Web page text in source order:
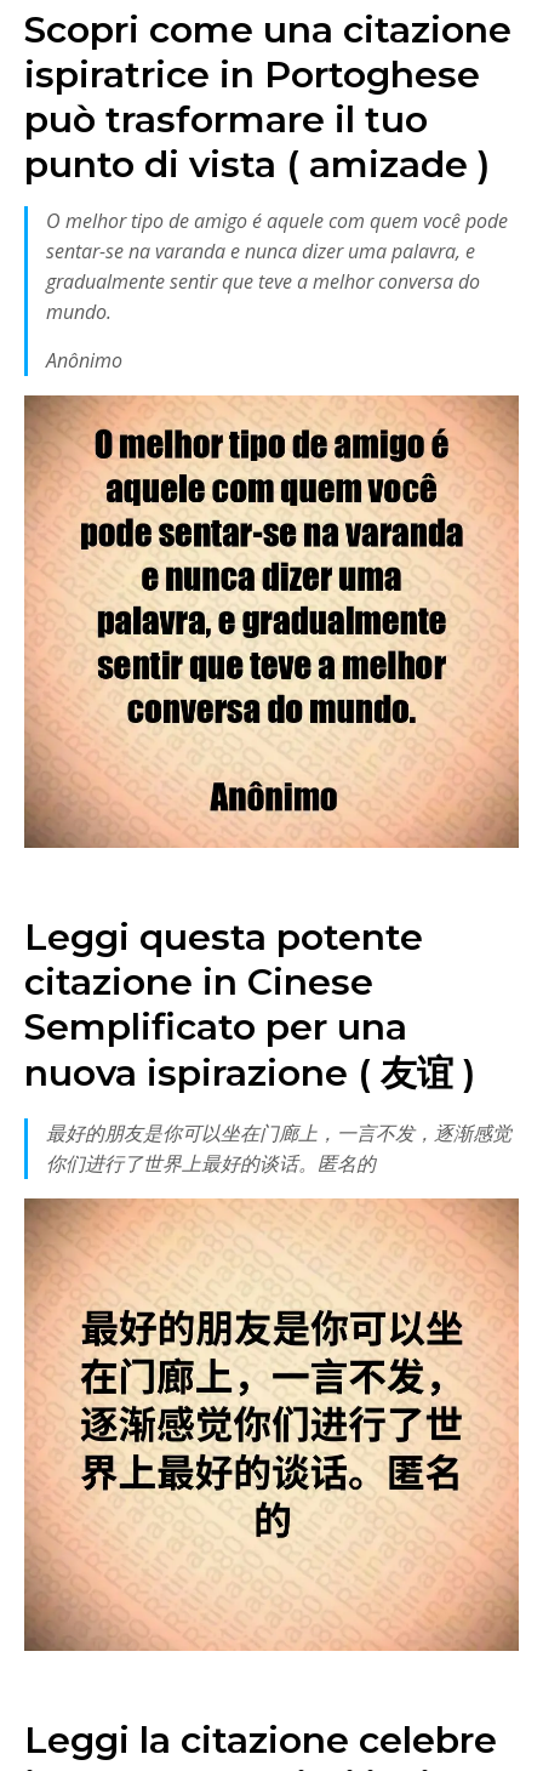
Scopri come una citazione
ispiratrice in Portoghese
può trasformare il tuo
punto di vista ( amizade )
O melhor tipo de amigo é aquele com quem você pode
sentar-se na varanda e nunca dizer uma palavra, e
gradualmente sentir que teve a melhor conversa do
mundo.
Anônimo
Leggi questa potente
citazione in Cinese
Semplificato per una
nuova ispirazione ( 友谊 )
最好的朋友是你可以坐在门廊上，一言不发，逐渐感觉
你们进行了世界上最好的谈话。匿名的
Leggi la citazione celebre